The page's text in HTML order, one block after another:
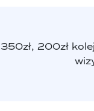
350zł, 200zł